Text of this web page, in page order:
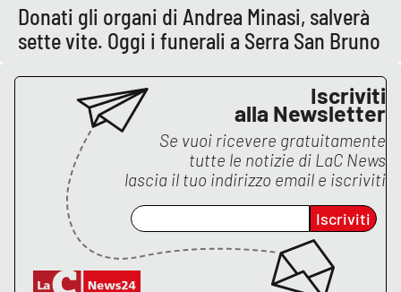
EDIZIONI
Catanzaro
Crotone
Vibo Valentia
Reggio Calabria
Cosenza
Donati gli organi di Andrea Minasi, salverà
sette vite. Oggi i funerali a Serra San Bruno
Iscriviti
alla Newsletter
Se vuoi ricevere gratuitamente
tutte le notizie di LaC News
lascia il tuo indirizzo email e iscriviti
Iscriviti